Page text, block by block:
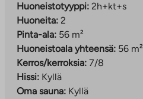
Huoneistotyyppi: 2h+kt+s
Huoneita: 2
Pinta-ala: 56 m²
Huoneistoala yhteensä: 56 m²
Kerros/kerroksia: 7/8
Hissi: Kyllä
Oma sauna: Kyllä